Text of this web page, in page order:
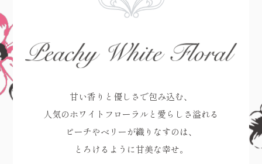
甘い香りと優しさで包み込む、
人気のホワイトフローラルと 愛らしさ溢れる
ピーチやベリーが織りなすのは、
とろけるように甘美な幸せ。